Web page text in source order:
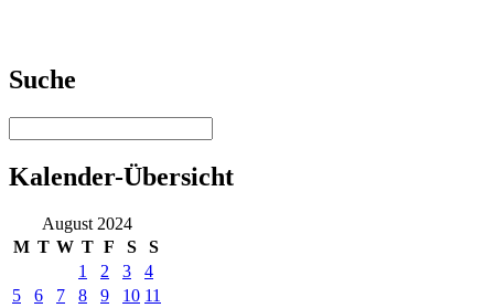
Suche
Kalender-Übersicht
August 2024
M T W T F S
S
1
2 3
4
5
6 7 8 9 10 11